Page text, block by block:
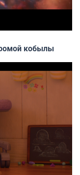
кобылы